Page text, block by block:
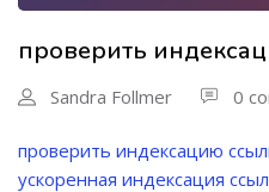
проверить
Sandra Follmer 0
проверить индексацию
ускоренная индексация